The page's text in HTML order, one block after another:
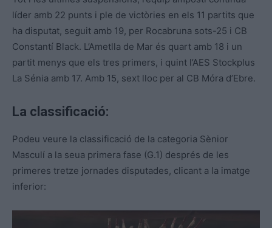
líder amb 22 punts i ple de victòries en els 11 partits que
ha disputat, seguit amb 19, per Rocabruna sots-25 i CB
Constantí Black. L’Ametlla de Mar és quart amb 18 i un
partit menys que els tres primers, i quint l’AES Stockplus
La Sénia amb 17. Amb 15, sext lloc per al CB Móra d’Ebre.
La classificació:
Podeu veure la classificació de la categoria Sènior
Masculí a la seua primera fase (G.1) després de les
primeres tretze jornades disputades, clicant a la imatge
inferior: